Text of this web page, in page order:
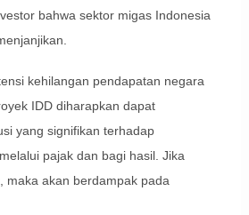
bahwa sektor migas Indonesia
kehilangan pendapatan negara
IDD diharapkan dapat
yang signifikan terhadap
pajak dan bagi hasil. Jika
maka akan berdampak pada